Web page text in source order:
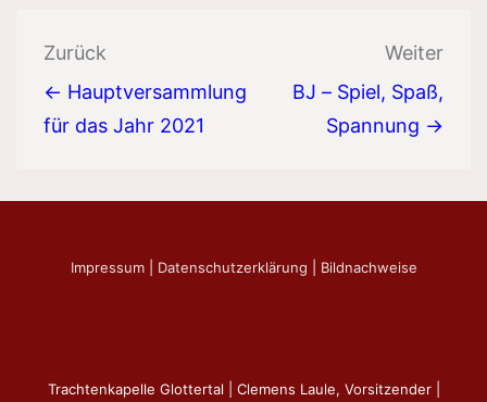
Beitragsnavigation
Zurück
← Hauptversammlung
für das Jahr 2021
Weiter
BJ – Spiel, Spaß,
Spannung →
Impressum| Datenschutzerklärung Bildnachweise
Trachtenkapelle Glottertal | Clemens Laule, Vorsitzender |